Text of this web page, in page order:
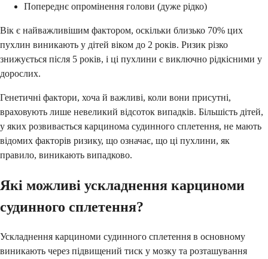
Попереднє опромінення голови (дуже рідко)
Вік є найважливішим фактором, оскільки близько 70% цих
пухлин виникають у дітей віком до 2 років. Ризик різко
знижується після 5 років, і ці пухлини є виключно рідкісними у
дорослих.
Генетичні фактори, хоча й важливі, коли вони присутні,
враховують лише невеликий відсоток випадків. Більшість дітей,
у яких розвивається карцинома судинного сплетення, не мають
відомих факторів ризику, що означає, що ці пухлини, як
правило, виникають випадково.
Які можливі ускладнення карциноми
судинного сплетення?
Ускладнення карциноми судинного сплетення в основному
виникають через підвищений тиск у мозку та розташування